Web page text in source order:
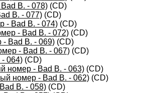
B. - 078) (CD)
B. - 077) (CD)
- Bad B. - 074) (CD)
- Bad B. - 072) (CD)
Bad B. - 069) (CD)
- Bad B. - 067) (CD)
064) (CD)
- Bad B. - 063) (CD)
номер - Bad B. - 062) (CD)
B. - 058) (CD)